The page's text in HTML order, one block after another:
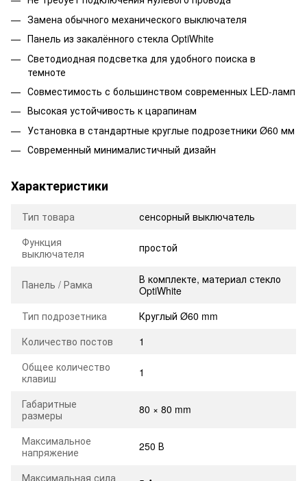
Замена обычного механического выключателя
Панель из закалённого стекла OptiWhite
Светодиодная подсветка для удобного поиска в
темноте
Совместимость с большинством современных LED-ламп
Высокая устойчивость к царапинам
Установка в стандартные круглые подрозетники Ø60 мм
Современный минималистичный дизайн
Характеристики
Тип товара
сенсорный выключатель
Функция
выключателя
простой
Панель / Рамка
В комплекте, материал стекло
OptiWhite
Тип подрозетника
Круглый Ø60 mm
Количество постов
1
Общее количество
клавиш
1
Габаритные
размеры
80 × 80 mm
Максимальное
напряжение
250 В
Максимальная сила